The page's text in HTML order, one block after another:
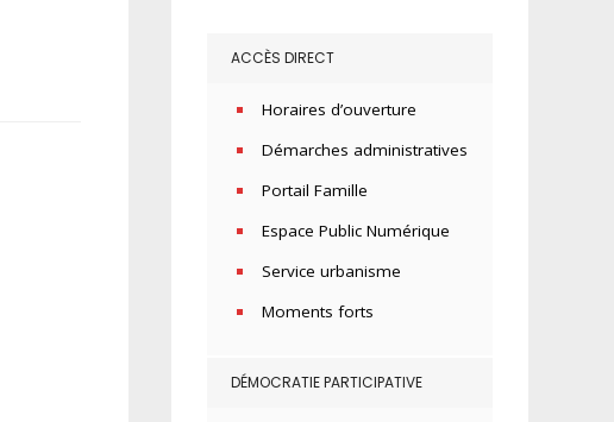
ACCÈS DIRECT
Horaires d’ouverture
Démarches administratives
Portail Famille
Espace Public Numérique
Service urbanisme
Moments forts
DÉMOCRATIE PARTICIPATIVE